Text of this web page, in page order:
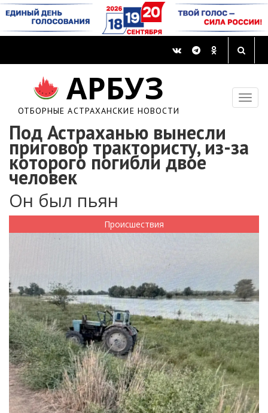
АРБУЗ
ОТБОРНЫЕ АСТРАХАНСКИЕ НОВОСТИ
Под Астраханью вынесли
приговор трактористу, из-за
которого погибли двое
человек
Он был пьян
Происшествия